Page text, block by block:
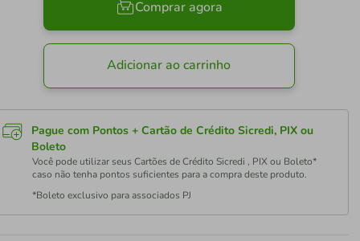
Comprar agora
Adicionar ao carrinho
Pague com Pontos + Cartão de Crédito Sicredi, PIX ou
Boleto
Você pode utilizar seus Cartões de Crédito Sicredi , PIX ou Boleto*
caso não tenha pontos suficientes para a compra deste produto.
*Boleto exclusivo para associados PJ